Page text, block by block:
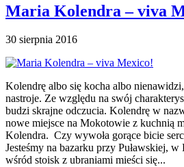
Maria Kolendra – viva
30 sierpnia 2016
Kolendrę albo się kocha albo
nastroje. Ze względu na swój
budzi skrajne odczucia. Kolendrę w
nowe miejsce na Mokotowie z kuchnią
Kolendra. Czy wywoła gorące bicie
Jesteśmy na bazarku przy Puławskiej,
wśród stoisk z ubraniami mieści się...